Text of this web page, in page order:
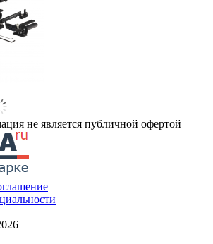
не является публичной офертой​